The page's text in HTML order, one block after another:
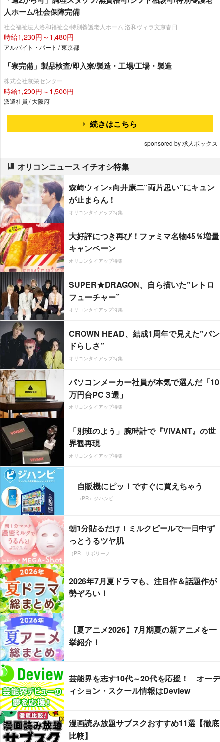
人ホーム/社会保障完備
社会福祉法人洛和福祉会/特別養護老人ホーム 洛和ヴィラ文京春日
時給1,230円～1,480円
アルバイト・パート / 東京都
「寮完備」製品検査/即入寮/製造・工場/工場・製造
株式会社京栄センター
時給1,200円～1,500円
派遣社員 / 大阪府
続きはこちら
sponsored by 求人ボックス
オリコンニュース イチオシ特集
森崎ウィン×向井康二“両片思い”にキュン
が止まらん！
オリコンタイアップ特集
大好評につき再び！ファミマ名物45％増量
キャンペーン
オリコンタイアップ特集
SUPER★DRAGON、自ら描いた”レトロ
フューチャー”
オリコンタイアップ特集
CROWN HEAD、結成1周年で見えた”バン
ドらしさ”
オリコンタイアップ特集
パソコンメーカー社員が本気で選んだ「10
万円台PC３選」
オリコンタイアップ特集
「別班のよう」腕時計で『VIVANT』の世
界観再現
オリコンタイアップ特集
自販機にピッ！ですぐに買えちゃう
（PR）ジハンピ
朝1分貼るだけ！ミルクピールで一日中ず
っとうるツヤ肌
（PR）サボリーノ
2026年7月夏ドラマも、注目作＆話題作が
勢ぞろい！
【夏アニメ2026】7月期夏の新アニメを一
挙紹介！
芸能界を志す10代～20代を応援！ オーデ
ィション・スクール情報はDeview
漫画読み放題サブスクおすすめ11選【徹底
比較】